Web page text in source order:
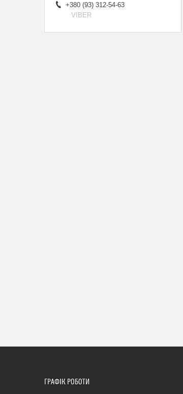
+380 (93) 312-54-63
VIBER
ГРАФІК РОБОТИ